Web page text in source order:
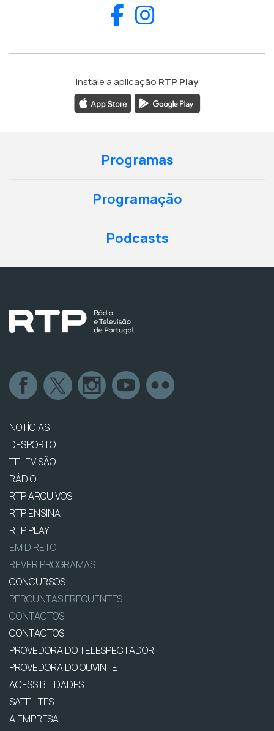
Facebook
Instale a aplicação RTP Play
Programas
Programação
Podcasts
NOTÍCIAS
DESPORTO
TELEVISÃO
RÁDIO
RTP ARQUIVOS
RTP ENSINA
RTP PLAY
EM DIRETO
REVER PROGRAMAS
CONCURSOS
PERGUNTAS FREQUENTES
CONTACTOS
CONTACTOS
PROVEDORA DO TELESPECTADOR
PROVEDORA DO OUVINTE
ACESSIBILIDADES
SATÉLITES
A EMPRESA